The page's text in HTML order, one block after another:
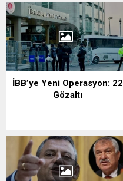
İBB’ye Yeni Operasyon: 22
Gözaltı